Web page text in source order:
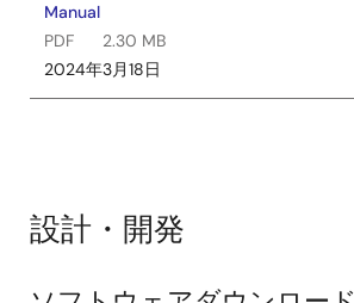
Manual
PDF
2.30 MB
2024年3月18日
設計・開発